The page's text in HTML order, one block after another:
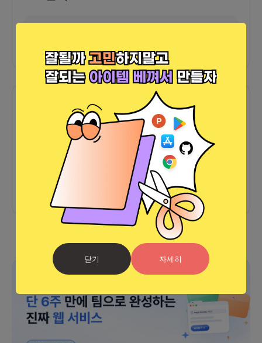
닫기 자세히
함께한 사람들이 남긴 말
0 프로젝트 프로챗
아직 후기가 도착하지 않았습니다